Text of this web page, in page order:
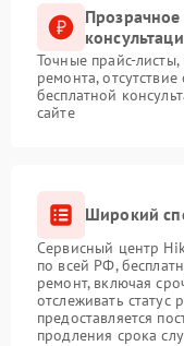
Точные прайс-
ремонта,
бесплатной
сайте
Широкий
Сервисный центр
по всей РФ,
ремонт, включая
отслеживать статус
предоставляется
продления срока